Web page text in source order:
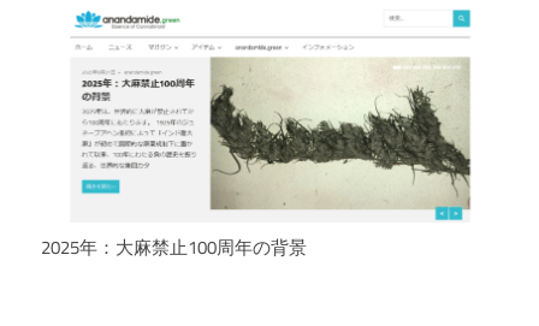
2025年：大麻禁止100周年の背景